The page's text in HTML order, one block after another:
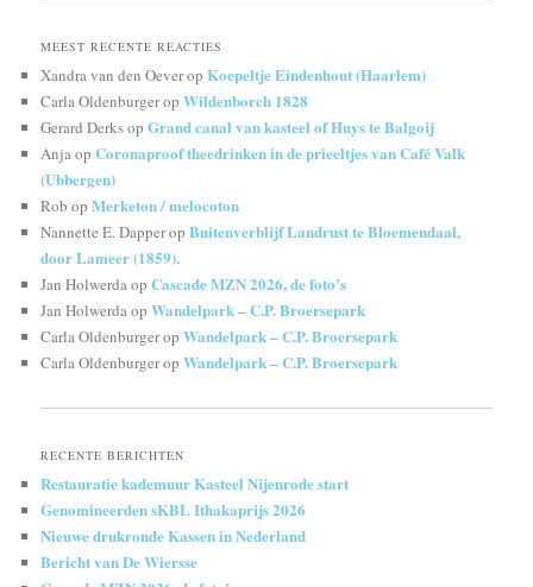
MEEST RECENTE REACTIES
Xandra van den OeveropKoepeltje Eindenhout (Haarlem)
Carla OldenburgeropWildenborch 1828
Gerard DerksopGrand canal van kasteel of Huys te Balgoij
AnjaopCoronaproof theedrinken in de prieeltjes van Café Valk
(Ubbergen)
Rob opMerketon / melocoton
Nannette E. DapperopBuitenverblijf Landrust te Bloemendaal,
door Lameer (1859).
Jan HolwerdaopCascade MZN 2026, de foto’s
Jan HolwerdaopWandelpark – C.P. Broersepark
Carla OldenburgeropWandelpark – C.P. Broersepark
Carla OldenburgeropWandelpark – C.P. Broersepark
RECENTE BERICHTEN
Restauratie kademuur Kasteel Nijenrode start
Genomineerden sKBL Ithakaprijs 2026
Nieuwe drukronde Kassen in Nederland
Bericht van De Wiersse